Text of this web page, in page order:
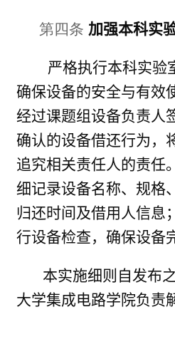
第四条 加强本科实
严格执行本科实验
确保设备的安全与有效
经过课题组设备负责人
确认的设备借还行为，
追究相关责任人的责任
细记录设备名称、规格
归还时间及借用人信息
行设备检查，确保设备
本实施细则自发布
大学集成电路学院负责